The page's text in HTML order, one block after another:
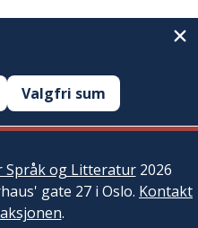
Valgfri sum
Språk og Litteratur2026
gate 27 i Oslo. Kontakt
.